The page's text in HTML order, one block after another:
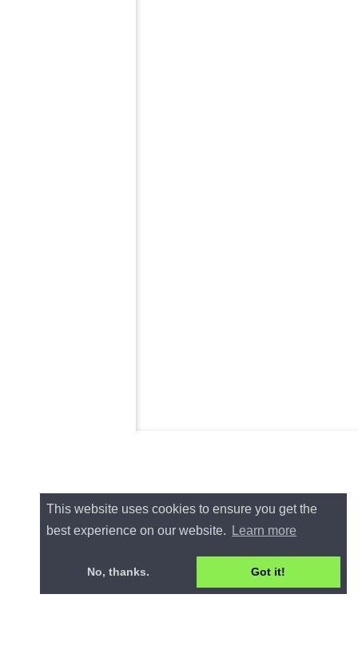
This website uses cookies to ensure you get the
best experience on our website.
Learn more
No, thanks. Got it!